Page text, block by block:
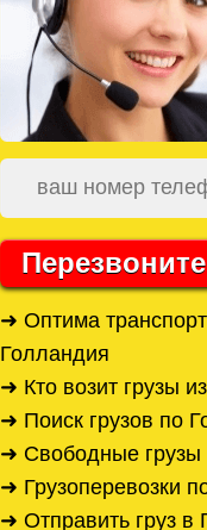
Перезвоните
➜ Оптима
Голландия
➜ Кто возит грузы
➜ Поиск грузов по
➜ Свободные грузы
➜ Грузоперевозки
➜ Отправить груз в